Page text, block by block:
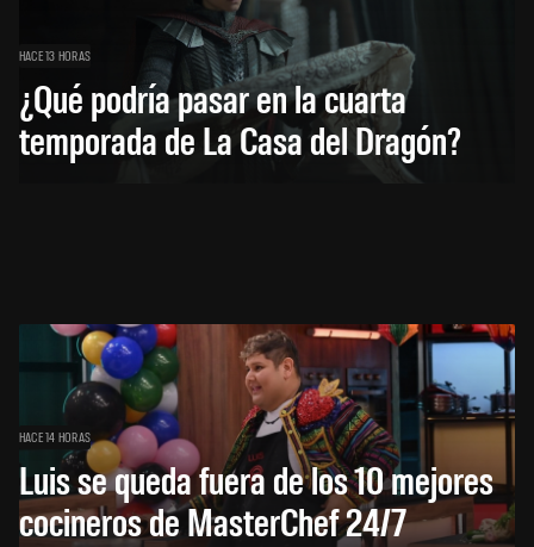
HACE 13 HORAS
¿Qué podría pasar en la cuarta
temporada de La Casa del Dragón?
HACE 14 HORAS
Luis se queda fuera de los 10 mejores
cocineros de MasterChef 24/7